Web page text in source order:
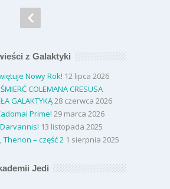
z Galaktyki
Nowy Rok! 12 lipca 2026
COLEMANA CRESUSA
GALAKTYKĄ28 czerwca 2026
Prime! 29 marca 2026
13 listopada 2025
– część 2 1 sierpnia 2025
Jedi